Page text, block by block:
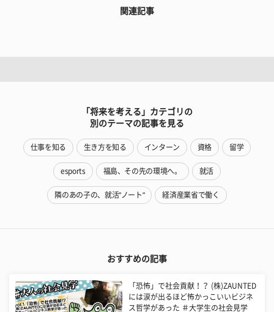
関連記事
「将来を考える」カテゴリの
別のテーマの記事を見る
仕事を知る 生き方を知る インターン 資格 留学
esports 福島、その先の環境へ。 就活
隣のあの子の、就活"ノート" 経済産業省で働く
おすすめの記事
「恐怖」で社会貢献！？ (株)ZAUNTED
には涙が出るほど怖かっこいいビジネ
ス哲学があった ＃大学生の社会見学